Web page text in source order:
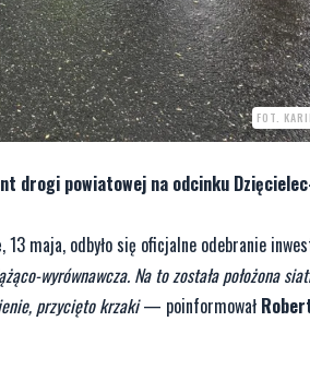
FOT.
drogi powiatowej na odcinku
maja, odbyło się oficjalne odebranie
wyrównawcza. Na to została położona
przycięto krzaki— poinformował